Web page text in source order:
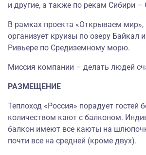
и другие, а также по рекам Сибири
В рамках проекта «Открываем
организует круизы по озеру Байкал
Ривьере по Средиземному морю.
Миссия компании – делать людей
РАЗМЕЩЕНИЕ
Теплоход «Россия» порадует гостей
количеством кают с балконом.
балкон имеют все каюты на
почти все на средней (кроме двух).